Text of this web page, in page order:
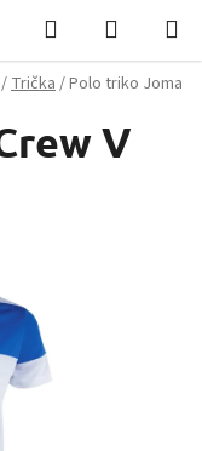
Hledat
KOŠÍK
/Trička/Polo triko Joma
V